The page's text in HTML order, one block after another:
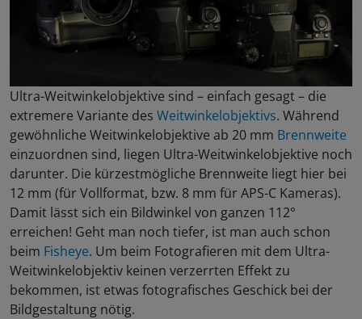
Ultra-Weitwinkelobjektive sind – einfach gesagt – die
extremere Variante des Weitwinkelobjektivs. Während
gewöhnliche Weitwinkelobjektive ab 20 mm Brennweite
einzuordnen sind, liegen Ultra-Weitwinkelobjektive noch
darunter. Die kürzestmögliche Brennweite liegt hier bei
12 mm (für Vollformat, bzw. 8 mm für APS-C Kameras).
Damit lässt sich ein Bildwinkel von ganzen 112°
erreichen! Geht man noch tiefer, ist man auch schon
beim Fisheye. Um beim Fotografieren mit dem Ultra-
Weitwinkelobjektiv keinen verzerrten Effekt zu
bekommen, ist etwas fotografisches Geschick bei der
Bildgestaltung nötig.